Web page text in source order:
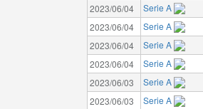
2023/06/04 Serie A
2023/06/04 Serie A
2023/06/04 Serie A
2023/06/04 Serie A
2023/06/03 Serie A
2023/06/03 Serie A